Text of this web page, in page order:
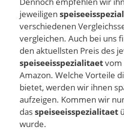
jeweiligen
verschiedenen
vergleichen. Auch bei uns
den aktuellsten Preis des
speiseeisspezialitaetvom
Amazon. Welche Vorteile
bietet, werden wir ihnen
aufzeigen. Kommen wir
dasspeiseeisspezialitaet
wurde.